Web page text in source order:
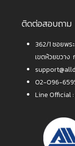
ติดต่อสอบถาม
362/1 ซอยพร
เขตห้วยขวาง
02-096-
Line Official :